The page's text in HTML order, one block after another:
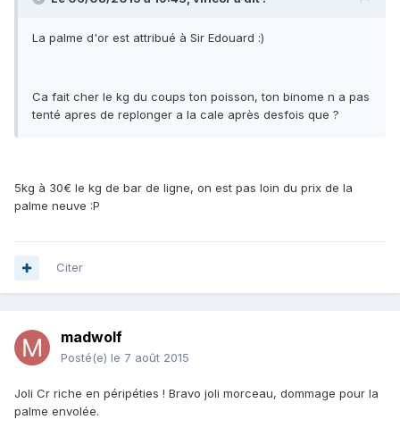
La palme d'or est attribué à Sir Edouard :)
Ca fait cher le kg du coups ton poisson, ton binome n a pas
tenté apres de replonger a la cale après desfois que ?
5kg à 30€ le kg de bar de ligne, on est pas loin du prix de la
palme neuve :P
Citer
madwolf
Posté(e) le 7 août 2015
Joli Cr riche en péripéties ! Bravo joli morceau, dommage pour la
palme envolée.